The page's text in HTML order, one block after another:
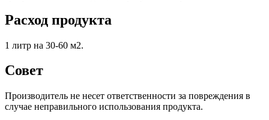
Расход продукта
1 литр на 30-60 м2.
Совет
Производитель не несет ответственности за повреждения в
случае неправильного использования продукта.